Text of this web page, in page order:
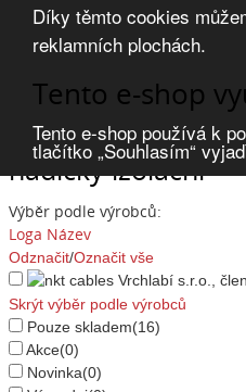
Díky těmto cookies
reklamních plochách.
Tento e-shop
Tento e-shop používá k
tlačítko „Souhlasím“
Zvolte měnu:
Přihlásit uživatele
Úvod Upevňovací materiál
hadičky izolační
Výběr podle výrobců:
Loga Název
Odznačit/Označit vše
Skrýt výběr podle výrobců
Pouze skladem(16)
Akce(0)
Novinka(0)